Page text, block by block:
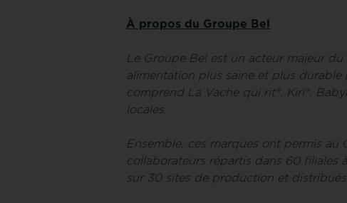
À propos du Groupe Bel
Le Groupe Bel est un acteur majeur
alimentation plus saine et plus
comprend La Vache qui rit®, Kiri®,
locales.
Ensemble, ces marques ont permis au
collaborateurs répartis dans 60 filiales
sur 30 sites de production et